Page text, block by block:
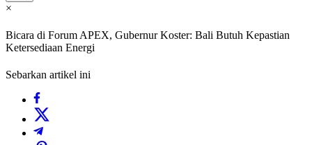
×
Bicara di Forum APEX, Gubernur Koster: Bali Butuh Kepastian
Ketersediaan Energi
Sebarkan artikel ini